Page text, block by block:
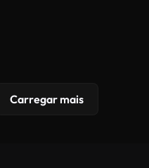
Carregar mais